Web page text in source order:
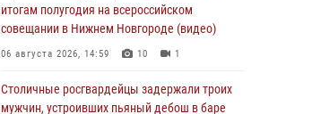
итогам полугодия на всероссийском
совещании в Нижнем Новгороде (видео)
06 августа 2026, 14:59 10 1
Столичные росгвардейцы задержали троих
мужчин, устроивших пьяный дебош в баре